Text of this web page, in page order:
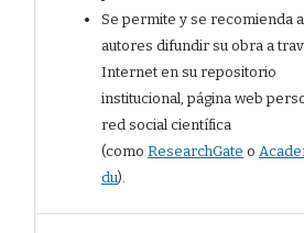
Se permite y se recomienda
autores difundir su obra a
Internet en su repositorio
institucional, página web
red social científica
(comoResearchGate o
du).